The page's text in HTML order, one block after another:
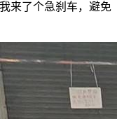
来了个急刹车，避免